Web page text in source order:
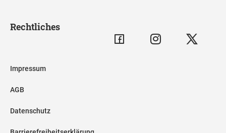
Rechtliches
Impressum
AGB
Datenschutz